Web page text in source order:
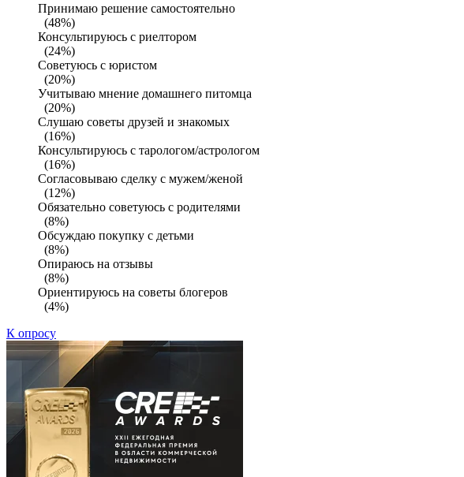
Принимаю решение самостоятельно
(48%)
Консультируюсь с риелтором
(24%)
Советуюсь с юристом
(20%)
Учитываю мнение домашнего питомца
(20%)
Слушаю советы друзей и знакомых
(16%)
Консультируюсь с тарологом/астрологом
(16%)
Согласовываю сделку с мужем/женой
(12%)
Обязательно советуюсь с родителями
(8%)
Обсуждаю покупку с детьми
(8%)
Опираюсь на отзывы
(8%)
Ориентируюсь на советы блогеров
(4%)
К опросу